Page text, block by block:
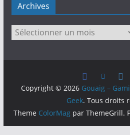
Archives
Archives
Copyright © 2026 Gouaig –
Geek. Tous droits
Theme ColorMag par ThemeGrill.